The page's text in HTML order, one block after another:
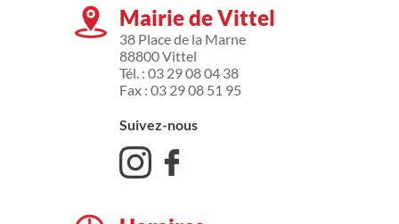
Mairie de Vittel
38 Place de la Marne
88800 Vittel
Tél. : 03 29 08 04 38
Fax : 03 29 08 51 95
Suivez-nous